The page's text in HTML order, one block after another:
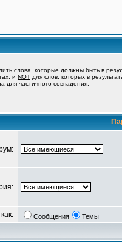
слова, которые должны быть в
и NOT для слов, которых в
для частичного совпадения.
Сообщения Темы